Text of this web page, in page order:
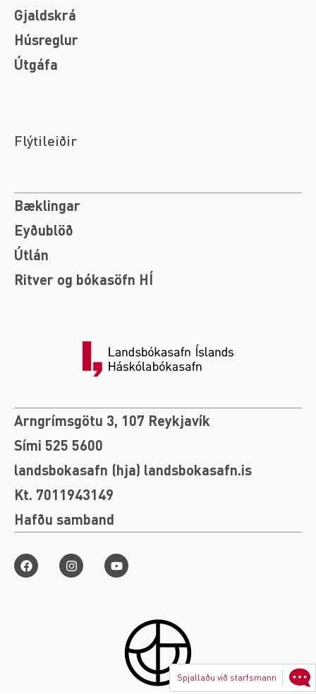
Spjallaðu við starfsmann
Gjaldskrá
Húsreglur
Útgáfa
Flýtileiðir
Bæklingar
Eyðublöð
Útlán
Ritver og bókasöfn HÍ
Arngrímsgötu 3, 107 Reykjavík
Sími 525 5600
landsbokasafn (hja) landsbokasafn.is
Kt. 7011943149
Hafðu samband